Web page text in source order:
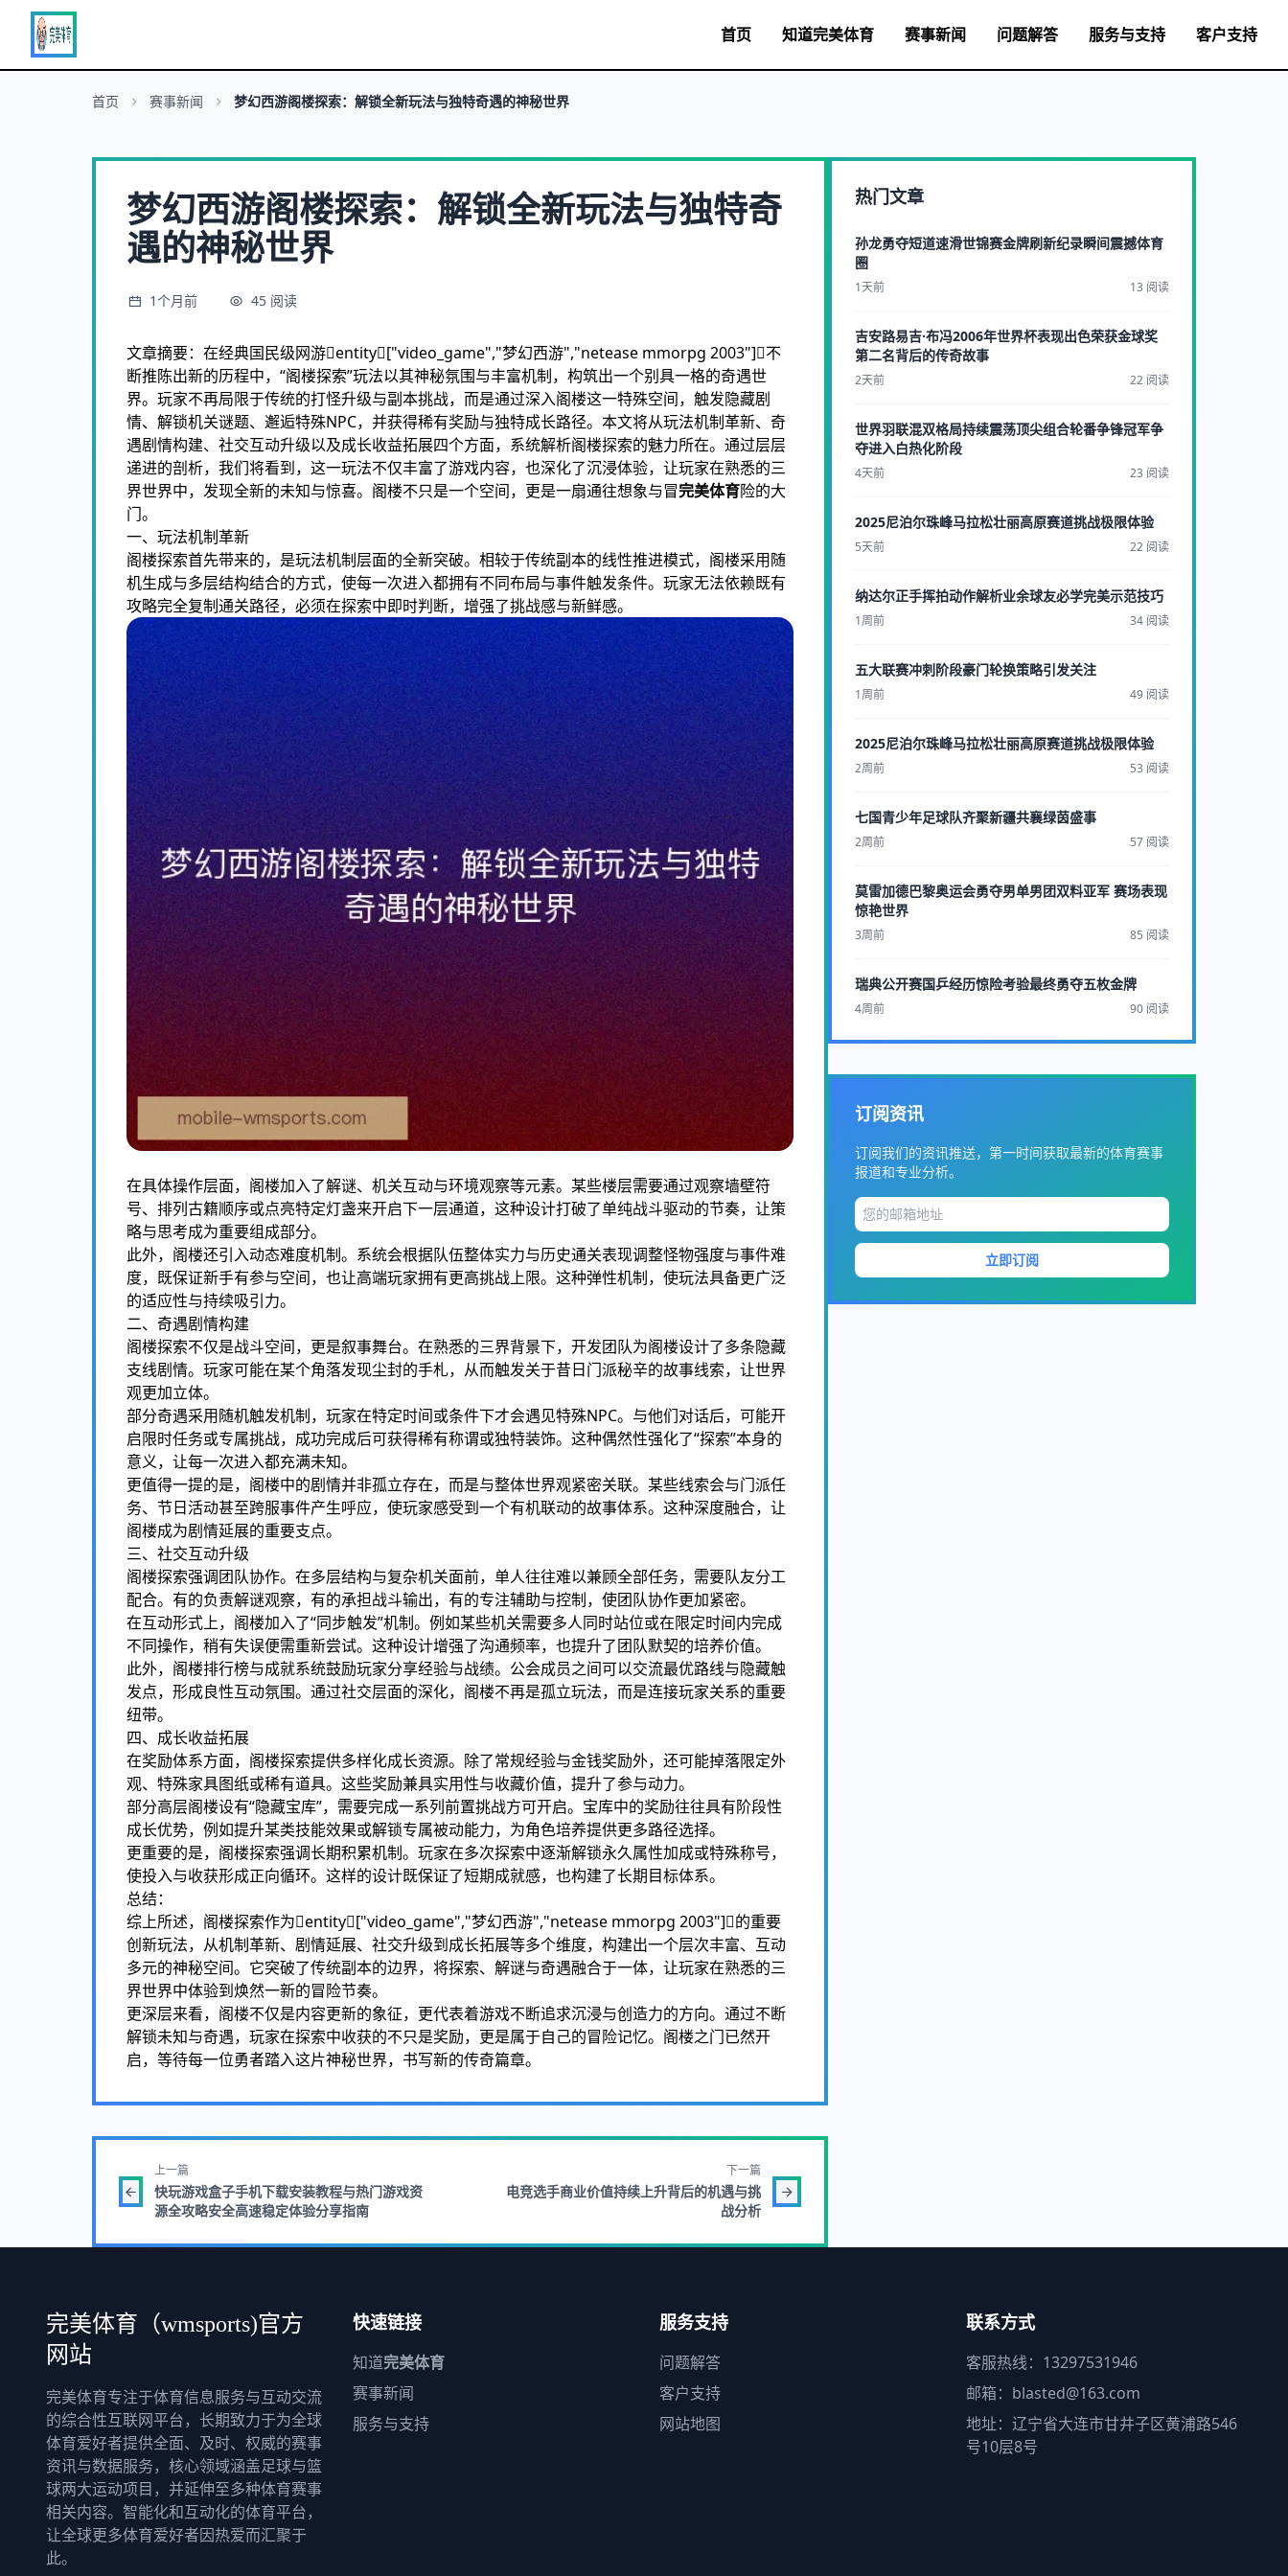
首页 知道完美体育 赛事新闻 问题解答 服务与支持 客户支持
首页 赛事新闻 梦幻西游阁楼探索：解锁全新玩法与独特奇遇的神秘世界
梦幻西游阁楼探索：解锁全新玩法与独特奇
遇的神秘世界
1个月前 45 阅读
文章摘要：在经典国民级网游entity["video_game","梦幻西游","netease mmorpg 2003"]不
断推陈出新的历程中，“阁楼探索”玩法以其神秘氛围与丰富机制，构筑出一个别具一格的奇遇世
界。玩家不再局限于传统的打怪升级与副本挑战，而是通过深入阁楼这一特殊空间，触发隐藏剧
情、解锁机关谜题、邂逅特殊NPC，并获得稀有奖励与独特成长路径。本文将从玩法机制革新、奇
遇剧情构建、社交互动升级以及成长收益拓展四个方面，系统解析阁楼探索的魅力所在。通过层层
递进的剖析，我们将看到，这一玩法不仅丰富了游戏内容，也深化了沉浸体验，让玩家在熟悉的三
界世界中，发现全新的未知与惊喜。阁楼不只是一个空间，更是一扇通往想象与冒完美体育险的大
门。
一、玩法机制革新
阁楼探索首先带来的，是玩法机制层面的全新突破。相较于传统副本的线性推进模式，阁楼采用随
机生成与多层结构结合的方式，使每一次进入都拥有不同布局与事件触发条件。玩家无法依赖既有
攻略完全复制通关路径，必须在探索中即时判断，增强了挑战感与新鲜感。
在具体操作层面，阁楼加入了解谜、机关互动与环境观察等元素。某些楼层需要通过观察墙壁符
号、排列古籍顺序或点亮特定灯盏来开启下一层通道，这种设计打破了单纯战斗驱动的节奏，让策
略与思考成为重要组成部分。
此外，阁楼还引入动态难度机制。系统会根据队伍整体实力与历史通关表现调整怪物强度与事件难
度，既保证新手有参与空间，也让高端玩家拥有更高挑战上限。这种弹性机制，使玩法具备更广泛
的适应性与持续吸引力。
二、奇遇剧情构建
阁楼探索不仅是战斗空间，更是叙事舞台。在熟悉的三界背景下，开发团队为阁楼设计了多条隐藏
支线剧情。玩家可能在某个角落发现尘封的手札，从而触发关于昔日门派秘辛的故事线索，让世界
观更加立体。
部分奇遇采用随机触发机制，玩家在特定时间或条件下才会遇见特殊NPC。与他们对话后，可能开
启限时任务或专属挑战，成功完成后可获得稀有称谓或独特装饰。这种偶然性强化了“探索”本身的
意义，让每一次进入都充满未知。
更值得一提的是，阁楼中的剧情并非孤立存在，而是与整体世界观紧密关联。某些线索会与门派任
务、节日活动甚至跨服事件产生呼应，使玩家感受到一个有机联动的故事体系。这种深度融合，让
阁楼成为剧情延展的重要支点。
三、社交互动升级
阁楼探索强调团队协作。在多层结构与复杂机关面前，单人往往难以兼顾全部任务，需要队友分工
配合。有的负责解谜观察，有的承担战斗输出，有的专注辅助与控制，使团队协作更加紧密。
在互动形式上，阁楼加入了“同步触发”机制。例如某些机关需要多人同时站位或在限定时间内完成
不同操作，稍有失误便需重新尝试。这种设计增强了沟通频率，也提升了团队默契的培养价值。
此外，阁楼排行榜与成就系统鼓励玩家分享经验与战绩。公会成员之间可以交流最优路线与隐藏触
发点，形成良性互动氛围。通过社交层面的深化，阁楼不再是孤立玩法，而是连接玩家关系的重要
纽带。
四、成长收益拓展
在奖励体系方面，阁楼探索提供多样化成长资源。除了常规经验与金钱奖励外，还可能掉落限定外
观、特殊家具图纸或稀有道具。这些奖励兼具实用性与收藏价值，提升了参与动力。
部分高层阁楼设有“隐藏宝库”，需要完成一系列前置挑战方可开启。宝库中的奖励往往具有阶段性
成长优势，例如提升某类技能效果或解锁专属被动能力，为角色培养提供更多路径选择。
更重要的是，阁楼探索强调长期积累机制。玩家在多次探索中逐渐解锁永久属性加成或特殊称号，
使投入与收获形成正向循环。这样的设计既保证了短期成就感，也构建了长期目标体系。
总结：
综上所述，阁楼探索作为entity["video_game","梦幻西游","netease mmorpg 2003"]的重要
创新玩法，从机制革新、剧情延展、社交升级到成长拓展等多个维度，构建出一个层次丰富、互动
多元的神秘空间。它突破了传统副本的边界，将探索、解谜与奇遇融合于一体，让玩家在熟悉的三
界世界中体验到焕然一新的冒险节奏。
更深层来看，阁楼不仅是内容更新的象征，更代表着游戏不断追求沉浸与创造力的方向。通过不断
解锁未知与奇遇，玩家在探索中收获的不只是奖励，更是属于自己的冒险记忆。阁楼之门已然开
启，等待每一位勇者踏入这片神秘世界，书写新的传奇篇章。
上一篇
快玩游戏盒子手机下载安装教程与热门游戏资
源全攻略安全高速稳定体验分享指南
下一篇
电竞选手商业价值持续上升背后的机遇与挑
战分析
热门文章
孙龙勇夺短道速滑世锦赛金牌刷新纪录瞬间震撼体育
圈
1天前 13 阅读
吉安路易吉·布冯2006年世界杯表现出色荣获金球奖
第二名背后的传奇故事
2天前 22 阅读
世界羽联混双格局持续震荡顶尖组合轮番争锋冠军争
夺进入白热化阶段
4天前 23 阅读
2025尼泊尔珠峰马拉松壮丽高原赛道挑战极限体验
5天前 22 阅读
纳达尔正手挥拍动作解析业余球友必学完美示范技巧
1周前 34 阅读
五大联赛冲刺阶段豪门轮换策略引发关注
1周前 49 阅读
2025尼泊尔珠峰马拉松壮丽高原赛道挑战极限体验
2周前 53 阅读
七国青少年足球队齐聚新疆共襄绿茵盛事
2周前 57 阅读
莫雷加德巴黎奥运会勇夺男单男团双料亚军 赛场表现
惊艳世界
3周前 85 阅读
瑞典公开赛国乒经历惊险考验最终勇夺五枚金牌
4周前 90 阅读
订阅资讯
订阅我们的资讯推送，第一时间获取最新的体育赛事
报道和专业分析。
立即订阅
完美体育（wmsports)官方
网站
完美体育专注于体育信息服务与互动交流
的综合性互联网平台，长期致力于为全球
体育爱好者提供全面、及时、权威的赛事
资讯与数据服务，核心领域涵盖足球与篮
球两大运动项目，并延伸至多种体育赛事
相关内容。智能化和互动化的体育平台，
让全球更多体育爱好者因热爱而汇聚于
此。
快速链接
知道完美体育
赛事新闻
服务与支持
服务支持
问题解答
客户支持
网站地图
联系方式
客服热线：13297531946
邮箱：blasted@163.com
地址：辽宁省大连市甘井子区黄浦路546
号10层8号